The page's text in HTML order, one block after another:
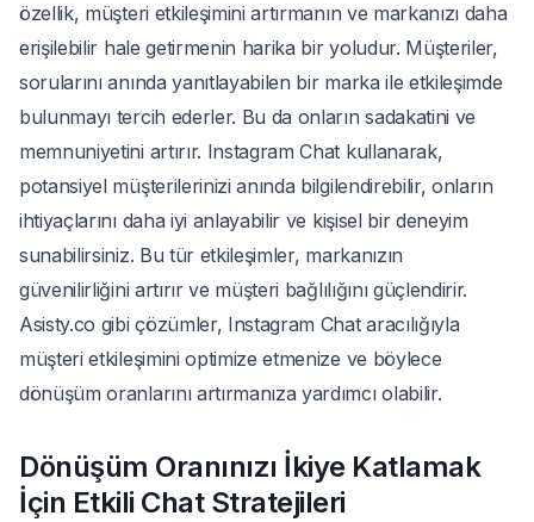
özellik, müşteri etkileşimini artırmanın ve markanızı daha
erişilebilir hale getirmenin harika bir yoludur. Müşteriler,
sorularını anında yanıtlayabilen bir marka ile etkileşimde
bulunmayı tercih ederler. Bu da onların sadakatini ve
memnuniyetini artırır. Instagram Chat kullanarak,
potansiyel müşterilerinizi anında bilgilendirebilir, onların
ihtiyaçlarını daha iyi anlayabilir ve kişisel bir deneyim
sunabilirsiniz. Bu tür etkileşimler, markanızın
güvenilirliğini artırır ve müşteri bağlılığını güçlendirir.
Asisty.co gibi çözümler, Instagram Chat aracılığıyla
müşteri etkileşimini optimize etmenize ve böylece
dönüşüm oranlarını artırmanıza yardımcı olabilir.
Dönüşüm Oranınızı İkiye Katlamak
İçin Etkili Chat Stratejileri